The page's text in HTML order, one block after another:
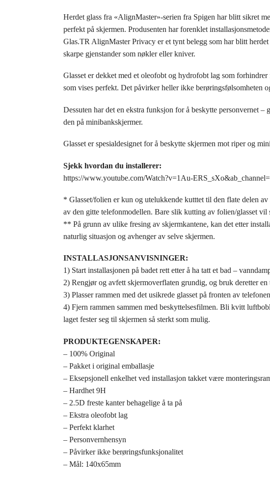
Herdet glass fra «AlignMaster»-serien fra Spigen har blitt sikret
perfekt på skjermen. Produsenten har forenklet
Glas.TR AlignMaster Privacy er et tynt belegg som har blitt
skarpe gjenstander som nøkler eller kniver.
Glasset er dekket med et oleofobt og hydrofobt lag som
som vises perfekt. Det påvirker heller ikke berøringsfølsomheten
Dessuten har det en ekstra funksjon for å beskytte personvernet
den på minibankskjermer.
Glasset er spesialdesignet for å beskytte skjermen mot riper og
Sjekk hvordan du installerer:
https://www.youtube.com/Watch?v=1Au-
* Glasset/folien er kun og utelukkende kutttet til den flate delen
av den gitte telefonmodellen. Bare slik kutting av folien/glasset
** På grunn av ulike fresing av skjermkantene, kan det etter
naturlig situasjon og avhenger av selve skjermen.
INSTALLASJONSANVISNINGER:
1) Start installasjonen på badet rett etter å ha tatt et bad –
2) Rengjør og avfett skjermoverflaten grundig, og bruk deretter
3) Plasser rammen med det usikrede glasset på fronten av
4) Fjern rammen sammen med beskyttelsesfilmen. Bli kvitt
laget fester seg til skjermen så sterkt som mulig.
PRODUKTEGENSKAPER:
– 100% Original
– Pakket i original emballasje
– Eksepsjonell enkelhet ved installasjon takket være
– Hardhet 9H
– 2.5D freste kanter behagelige å ta på
– Ekstra oleofobt lag
– Perfekt klarhet
– Personvernhensyn
– Påvirker ikke berøringsfunksjonalitet
– Mål: 140x65mm